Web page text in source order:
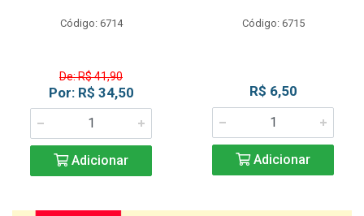
Código: 6714
De: R$ 41,90
Por: R$ 34,50
Adicionar
Código: 6715
R$ 6,50
Adicionar